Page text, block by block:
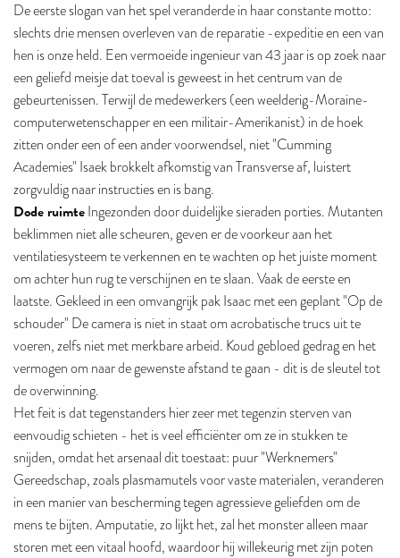
De eerste slogan van het spel veranderde in haar constante motto:
slechts drie mensen overleven van de reparatie -expeditie en een van
hen is onze held. Een vermoeide ingenieur van 43 jaar is op zoek naar
een geliefd meisje dat toeval is geweest in het centrum van de
gebeurtenissen. Terwijl de medewerkers (een weelderig-Moraine-
computerwetenschapper en een militair-Amerikanist) in de hoek
zitten onder een of een ander voorwendsel, niet "Cumming
Academies" Isaek brokkelt afkomstig van Transverse af, luistert
zorgvuldig naar instructies en is bang.
Dode ruimteIngezonden door duidelijke sieraden porties. Mutanten
beklimmen niet alle scheuren, geven er de voorkeur aan het
ventilatiesysteem te verkennen en te wachten op het juiste moment
om achter hun rug te verschijnen en te slaan. Vaak de eerste en
laatste. Gekleed in een omvangrijk pak Isaac met een geplant "Op de
schouder" De camera is niet in staat om acrobatische trucs uit te
voeren, zelfs niet met merkbare arbeid. Koud gebloed gedrag en het
vermogen om naar de gewenste afstand te gaan - dit is de sleutel tot
de overwinning.
Het feit is dat tegenstanders hier zeer met tegenzin sterven van
eenvoudig schieten - het is veel efficiënter om ze in stukken te
snijden, omdat het arsenaal dit toestaat: puur "Werknemers"
Gereedschap, zoals plasmamutels voor vaste materialen, veranderen
in een manier van bescherming tegen agressieve geliefden om de
mens te bijten. Amputatie, zo lijkt het, zal het monster alleen maar
storen met een vitaal hoofd, waardoor hij willekeurig met zijn poten